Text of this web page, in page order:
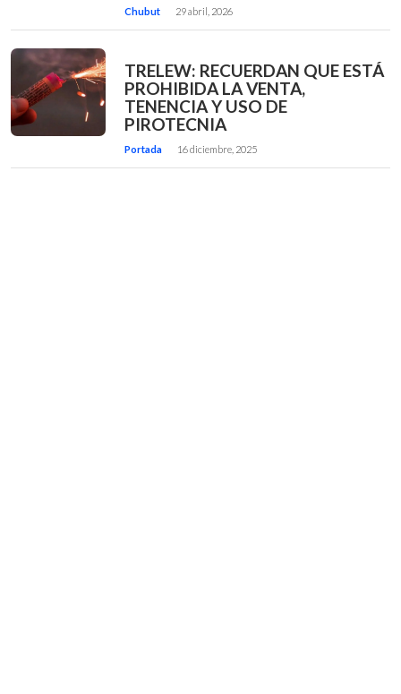
Chubut 29 abril, 2026
TRELEW: RECUERDAN QUE ESTÁ
PROHIBIDA LA VENTA,
TENENCIA Y USO DE
PIROTECNIA
Portada 16 diciembre, 2025